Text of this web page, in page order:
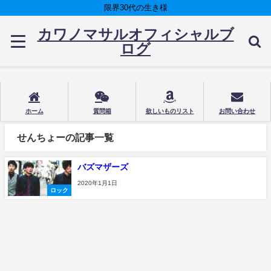
限界30代の生き様
カワノマサルオフィシャルブ
ログ
ホーム 質問箱 欲しいものリスト お問い合わせ
せんちょーの記事一覧
ロック
バズマザーズ
2020年1月1日